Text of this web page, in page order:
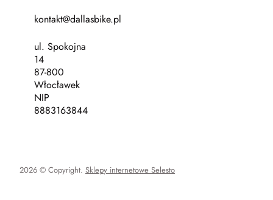
kontakt@dallasbike.pl
ul. Spokojna
14
87-800
Włocławek
NIP
8883163844
2026 © Copyright. Sklepy internetowe Selesto